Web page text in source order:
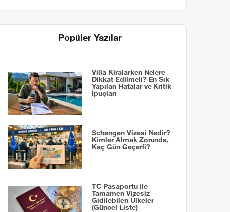
Popüler Yazılar
Villa Kiralarken Nelere
Dikkat Edilmeli? En Sık
Yapılan Hatalar ve Kritik
İpuçları
Schengen Vizesi Nedir?
Kimler Almak Zorunda,
Kaç Gün Geçerli?
TC Pasaportu ile
Tamamen Vizesiz
Gidilebilen Ülkeler
(Güncel Liste)